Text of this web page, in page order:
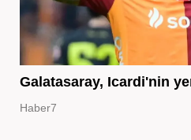
Galatasaray, Icardi'nin
Haber7